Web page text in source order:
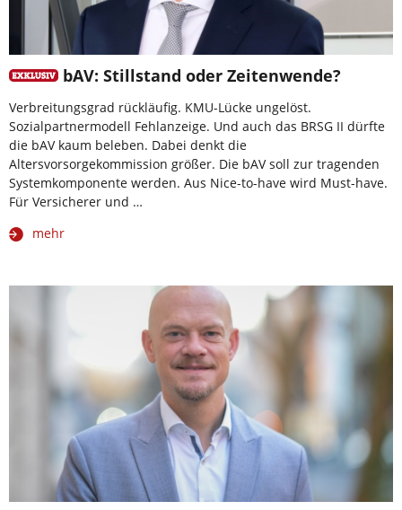
bAV: Stillstand oder Zeitenwende?
Verbreitungsgrad rückläufig. KMU-Lücke ungelöst.
Sozialpartnermodell Fehlanzeige. Und auch das BRSG II dürfte
die bAV kaum beleben. Dabei denkt die
Altersvorsorgekommission größer. Die bAV soll zur tragenden
Systemkomponente werden. Aus Nice-to-have wird Must-have.
Für Versicherer und …
mehr